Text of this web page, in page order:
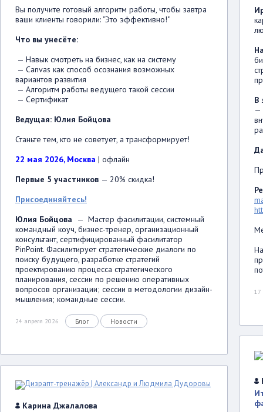
Вы получите готовый алгоритм работы, чтобы завтра
ваши клиенты говорили: "Это эффективно!"
Что вы унесёте:
— Навык смотреть на бизнес, как на систему
— Canvas как способ осознания возможных
вариантов развития
— Алгоритм работы ведущего такой сессии
— Сертификат
Ведущая: Юлия Бойцова
Станьте тем, кто не советует, а трансформирует!
22 мая 2026, Москва | офлайн
Первые 5 участников — 20% скидка!
Присоединяйтесь!
Юлия Бойцова
— Мастер фасилитации, системный
командный коуч, бизнес-тренер, организационный
консультант, сертифицированный фасилитатор
PinPoint. Фасилитирует стратегические диалоги по
поиску будущего, разработке стратегий
проектированию процесса стратегического
планирования, сессии по решению оперативных
вопросов организации; сессии в методологии дизайн-
мышления; командные сессии.
24 апреля 2026 Блог Новости
Карина Джалалова
В
—
17